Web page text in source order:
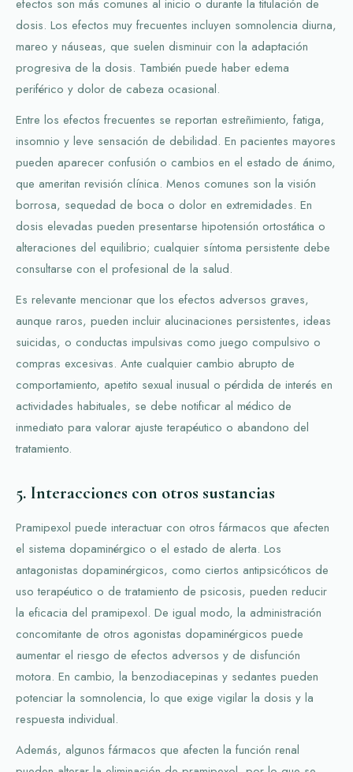
efectos son más comunes al inicio o durante la titulación de
dosis. Los efectos muy frecuentes incluyen somnolencia diurna,
mareo y náuseas, que suelen disminuir con la adaptación
progresiva de la dosis. También puede haber edema
periférico y dolor de cabeza ocasional.
Entre los efectos frecuentes se reportan estreñimiento, fatiga,
insomnio y leve sensación de debilidad. En pacientes mayores
pueden aparecer confusión o cambios en el estado de ánimo,
que ameritan revisión clínica. Menos comunes son la visión
borrosa, sequedad de boca o dolor en extremidades. En
dosis elevadas pueden presentarse hipotensión ortostática o
alteraciones del equilibrio; cualquier síntoma persistente debe
consultarse con el profesional de la salud.
Es relevante mencionar que los efectos adversos graves,
aunque raros, pueden incluir alucinaciones persistentes, ideas
suicidas, o conductas impulsivas como juego compulsivo o
compras excesivas. Ante cualquier cambio abrupto de
comportamiento, apetito sexual inusual o pérdida de interés en
actividades habituales, se debe notificar al médico de
inmediato para valorar ajuste terapéutico o abandono del
tratamiento.
5. Interacciones con otros sustancias
Pramipexol puede interactuar con otros fármacos que afecten
el sistema dopaminérgico o el estado de alerta. Los
antagonistas dopaminérgicos, como ciertos antipsicóticos de
uso terapéutico o de tratamiento de psicosis, pueden reducir
la eficacia del pramipexol. De igual modo, la administración
concomitante de otros agonistas dopaminérgicos puede
aumentar el riesgo de efectos adversos y de disfunción
motora. En cambio, la benzodiacepinas y sedantes pueden
potenciar la somnolencia, lo que exige vigilar la dosis y la
respuesta individual.
Además, algunos fármacos que afecten la función renal